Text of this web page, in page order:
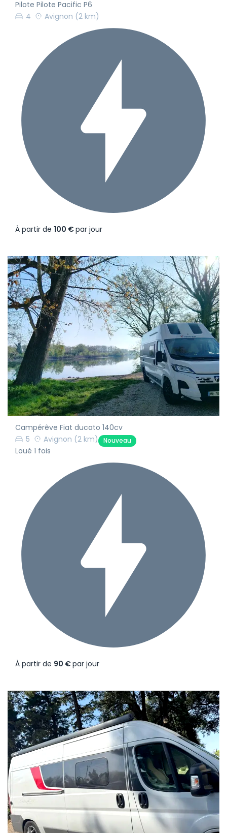
Pilote Pilote Pacific P6
4
Avignon (2 km)
À partir de 100 €par jour
Campérêve Fiat ducato 140cv
5
Avignon (2 km) Nouveau
Loué 1 fois
À partir de 90 €par jour